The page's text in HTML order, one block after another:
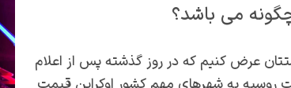
می باشد؟
عرض کنیم که در روز گذشته پس از اعلام